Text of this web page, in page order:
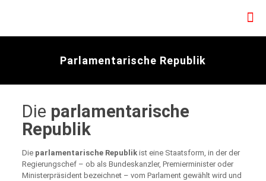
Parlamentarische Republik
Die parlamentarische
Republik
Die parlamentarische Republikist eine Staatsform, in der der
Regierungschef – ob als Bundeskanzler, Premierminister oder
Ministerpräsident bezeichnet – vom Parlament gewählt wird und